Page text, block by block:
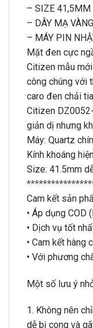
– SIZE 41,5MM
– DÂY MẠ
– MÁY PIN
Mặt đen cực
Citizen mẫu
công chúng với
caro đen chải
Citizen
giản dị nhưng
Máy: Quartz
Kính khoáng
Size: 41.5mm
Cam kết sản
• Áp dụng COD
• Dịch vụ tốt
• Cam kết hàng
• Với phương
Một số lưu ý
1. Không nên
dễ bị cong và